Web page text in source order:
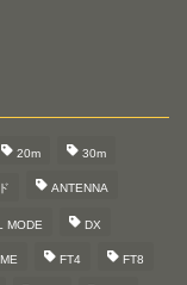
20m 30m
ANTENNA
MODE DX
FT4 FT8